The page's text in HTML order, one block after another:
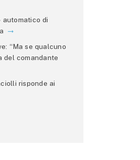
automatico di
“Ma se qualcuno
del comandante
risponde ai